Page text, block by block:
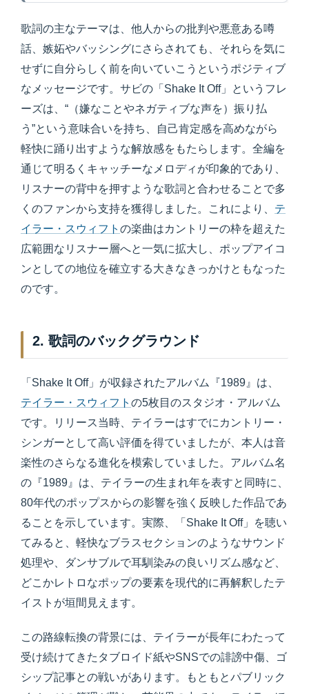
歌詞の主なテーマは、他人からの批判や悪意ある噂
話、嫉妬やバッシングにさらされても、それらを気に
せずに自分らしく前を向いていこうというポジティブ
なメッセージです。サビの「Shake It Off」というフレ
ーズは、“（嫌なことやネガティブな声を）振り払
う”という意味合いを持ち、自己肯定感を高めながら
軽快に踊り出すような解放感をもたらします。全編を
通じて明るくキャッチーなメロディが印象的であり、
リスナーの背中を押すような歌詞と合わせることで多
くのファンから支持を獲得しました。これにより、 テ
イラー・スウィフト の楽曲はカントリーの枠を超えた
広範囲なリスナー層へと一気に拡大し、ポップアイコ
ンとしての地位を確立する大きなきっかけともなった
のです。
2. 歌詞のバックグラウンド
「Shake It Off」が収録されたアルバム『1989』は、
テイラー・スウィフト の5枚目のスタジオ・アルバム
です。リリース当時、テイラーはすでにカントリー・
シンガーとして高い評価を得ていましたが、本人は音
楽性のさらなる進化を模索していました。アルバム名
の『1989』は、テイラーの生まれ年を表すと同時に、
80年代のポップスからの影響を強く反映した作品であ
ることを示しています。実際、「Shake It Off」を聴い
てみると、軽快なブラスセクションのようなサウンド
処理や、ダンサブルで耳馴染みの良いリズム感など、
どこかレトロなポップの要素を現代的に再解釈したテ
イストが垣間見えます。
この路線転換の背景には、テイラーが長年にわたって
受け続けてきたタブロイド紙やSNSでの誹謗中傷、ゴ
シップ記事との戦いがあります。もともとパブリック